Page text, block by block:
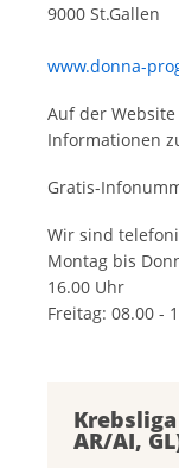
9000 St.Gallen
www.donna-
Auf der Website
Informationen
Gratis-
Wir sind
Montag bis
16.00 Uhr
Freitag: 08.00 -
AR/AI,